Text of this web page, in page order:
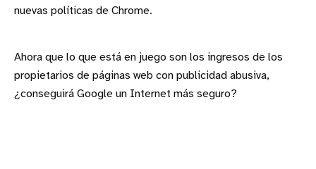
nuevas políticas de Chrome.
Ahora que lo que está en juego son los ingresos de los
propietarios de páginas web con publicidad abusiva,
¿conseguirá Google un Internet más seguro?